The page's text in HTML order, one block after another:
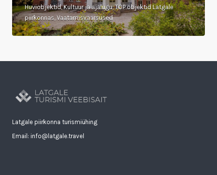
Huviobjektid, Kultuur ja ajalugu, TOP objektid Latgale
piirkonnas, Vaatamisväärsused
Latgale piirkonna turismiühing
Email: info@latgale.travel